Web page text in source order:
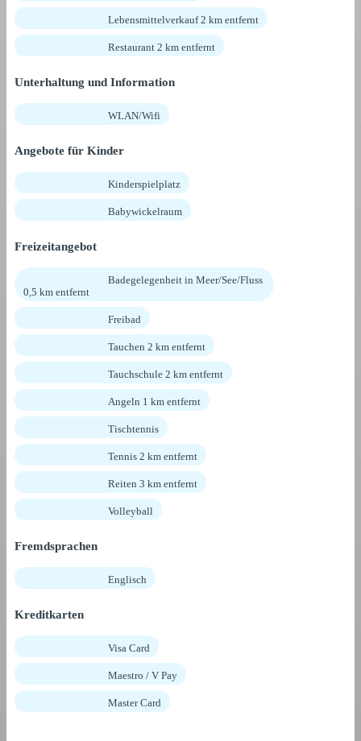
Lebensmittelverkauf 2 km entfernt
Restaurant 2 km entfernt
Unterhaltung und Information
WLAN/Wifi
Angebote für Kinder
Kinderspielplatz
Babywickelraum
Freizeitangebot
Badegelegenheit in Meer/See/Fluss
0,5 km entfernt
Freibad
Tauchen 2 km entfernt
Tauchschule 2 km entfernt
Angeln 1 km entfernt
Tischtennis
Tennis 2 km entfernt
Reiten 3 km entfernt
Volleyball
Fremdsprachen
Englisch
Kreditkarten
Visa Card
Maestro / V Pay
Master Card